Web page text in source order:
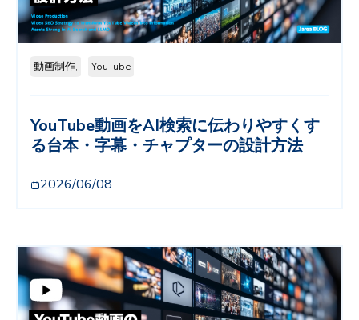
動画制作, YouTube
YouTube動画をAI検索に伝わりやすくす
る台本・字幕・チャプターの設計方法
2026/06/08